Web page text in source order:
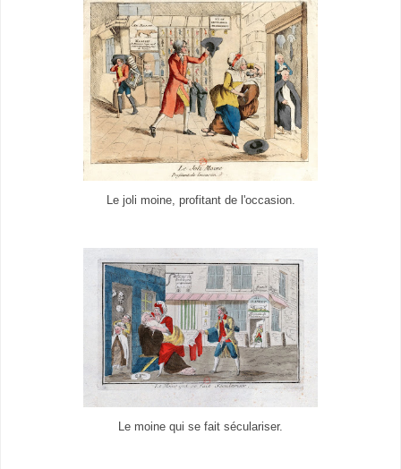
Le joli moine, profitant de l'occasion.
Le moine qui se fait séculariser.